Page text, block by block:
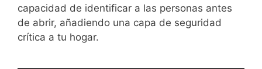
capacidad de identificar a las personas antes
de abrir, añadiendo una capa de seguridad
crítica a tu hogar.